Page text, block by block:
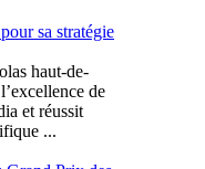
sa stratégie
haut-de-
de
et réussit
...